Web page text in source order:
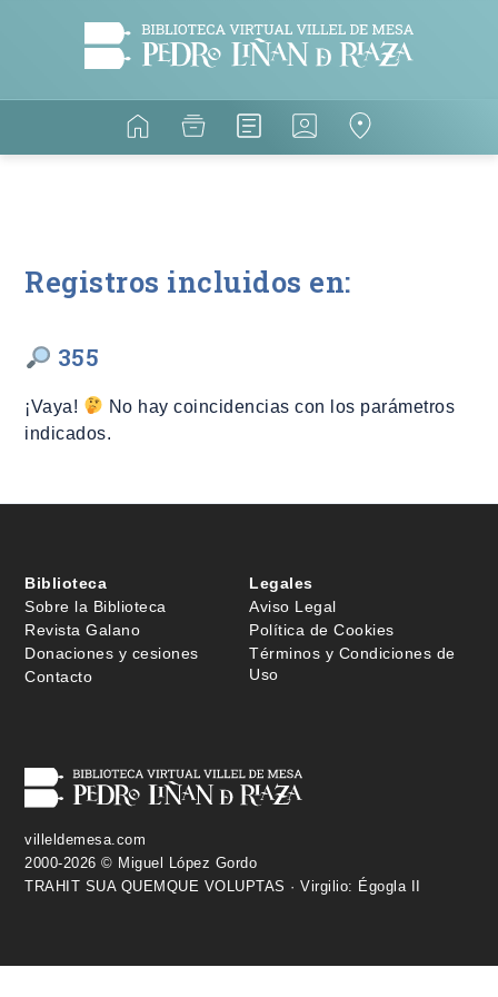
Registros incluidos en:
355
¡Vaya!
No hay coincidencias con los parámetros
indicados.
Biblioteca
Sobre la Biblioteca
Revista Galano
Donaciones y cesiones
Contacto
Legales
Aviso Legal
Política de Cookies
Términos y Condiciones de
Uso
villeldemesa.com
2000-2026 © Miguel López Gordo
TRAHIT SUA QUEMQUE VOLUPTAS · Virgilio: Égogla II